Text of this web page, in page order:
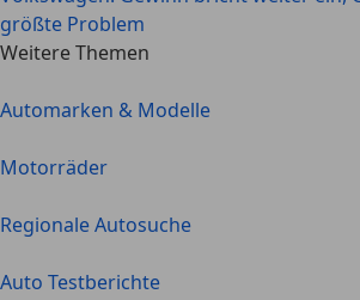
größte Problem
Weitere Themen
Automarken & Modelle
Motorräder
Regionale Autosuche
Auto Testberichte